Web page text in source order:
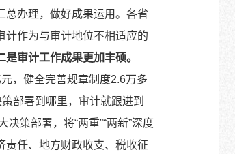
总办理，做好成果运用。各省
计作为与审计地位不相适应的
是审计工作成果更加丰硕。
，健全完善规章制度2.6万多
部署到哪里，审计就跟进到
策部署，将“两重”“两新”深度
责任、地方财政收支、税收征